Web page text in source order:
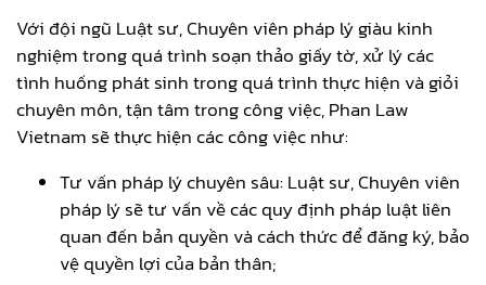
Với đội ngũ Luật sư, Chuyên viên pháp lý giàu kinh
nghiệm trong quá trình soạn thảo giấy tờ, xử lý các
tình huống phát sinh trong quá trình thực hiện và giỏi
chuyên môn, tận tâm trong công việc, Phan Law
Vietnam sẽ thực hiện các công việc như:
Tư vấn pháp lý chuyên sâu: Luật sư, Chuyên viên
pháp lý sẽ tư vấn về các quy định pháp luật liên
quan đến bản quyền và cách thức để đăng ký, bảo
vệ quyền lợi của bản thân;